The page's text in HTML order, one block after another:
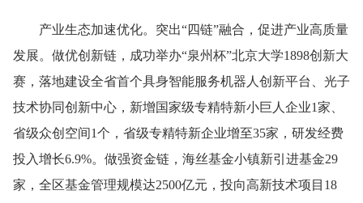
产业生态加速优化。突出“四链”融合，促进产业高质量
发展。做优创新链，成功举办“泉州杯”北京大学1898创新大
赛，落地建设全省首个具身智能服务机器人创新平台、光子
技术协同创新中心，新增国家级专精特新小巨人企业1家、
省级众创空间1个，省级专精特新企业增至35家，研发经费
投入增长6.9%。做强资金链，海丝基金小镇新引进基金29
家，全区基金管理规模达2500亿元，投向高新技术项目18